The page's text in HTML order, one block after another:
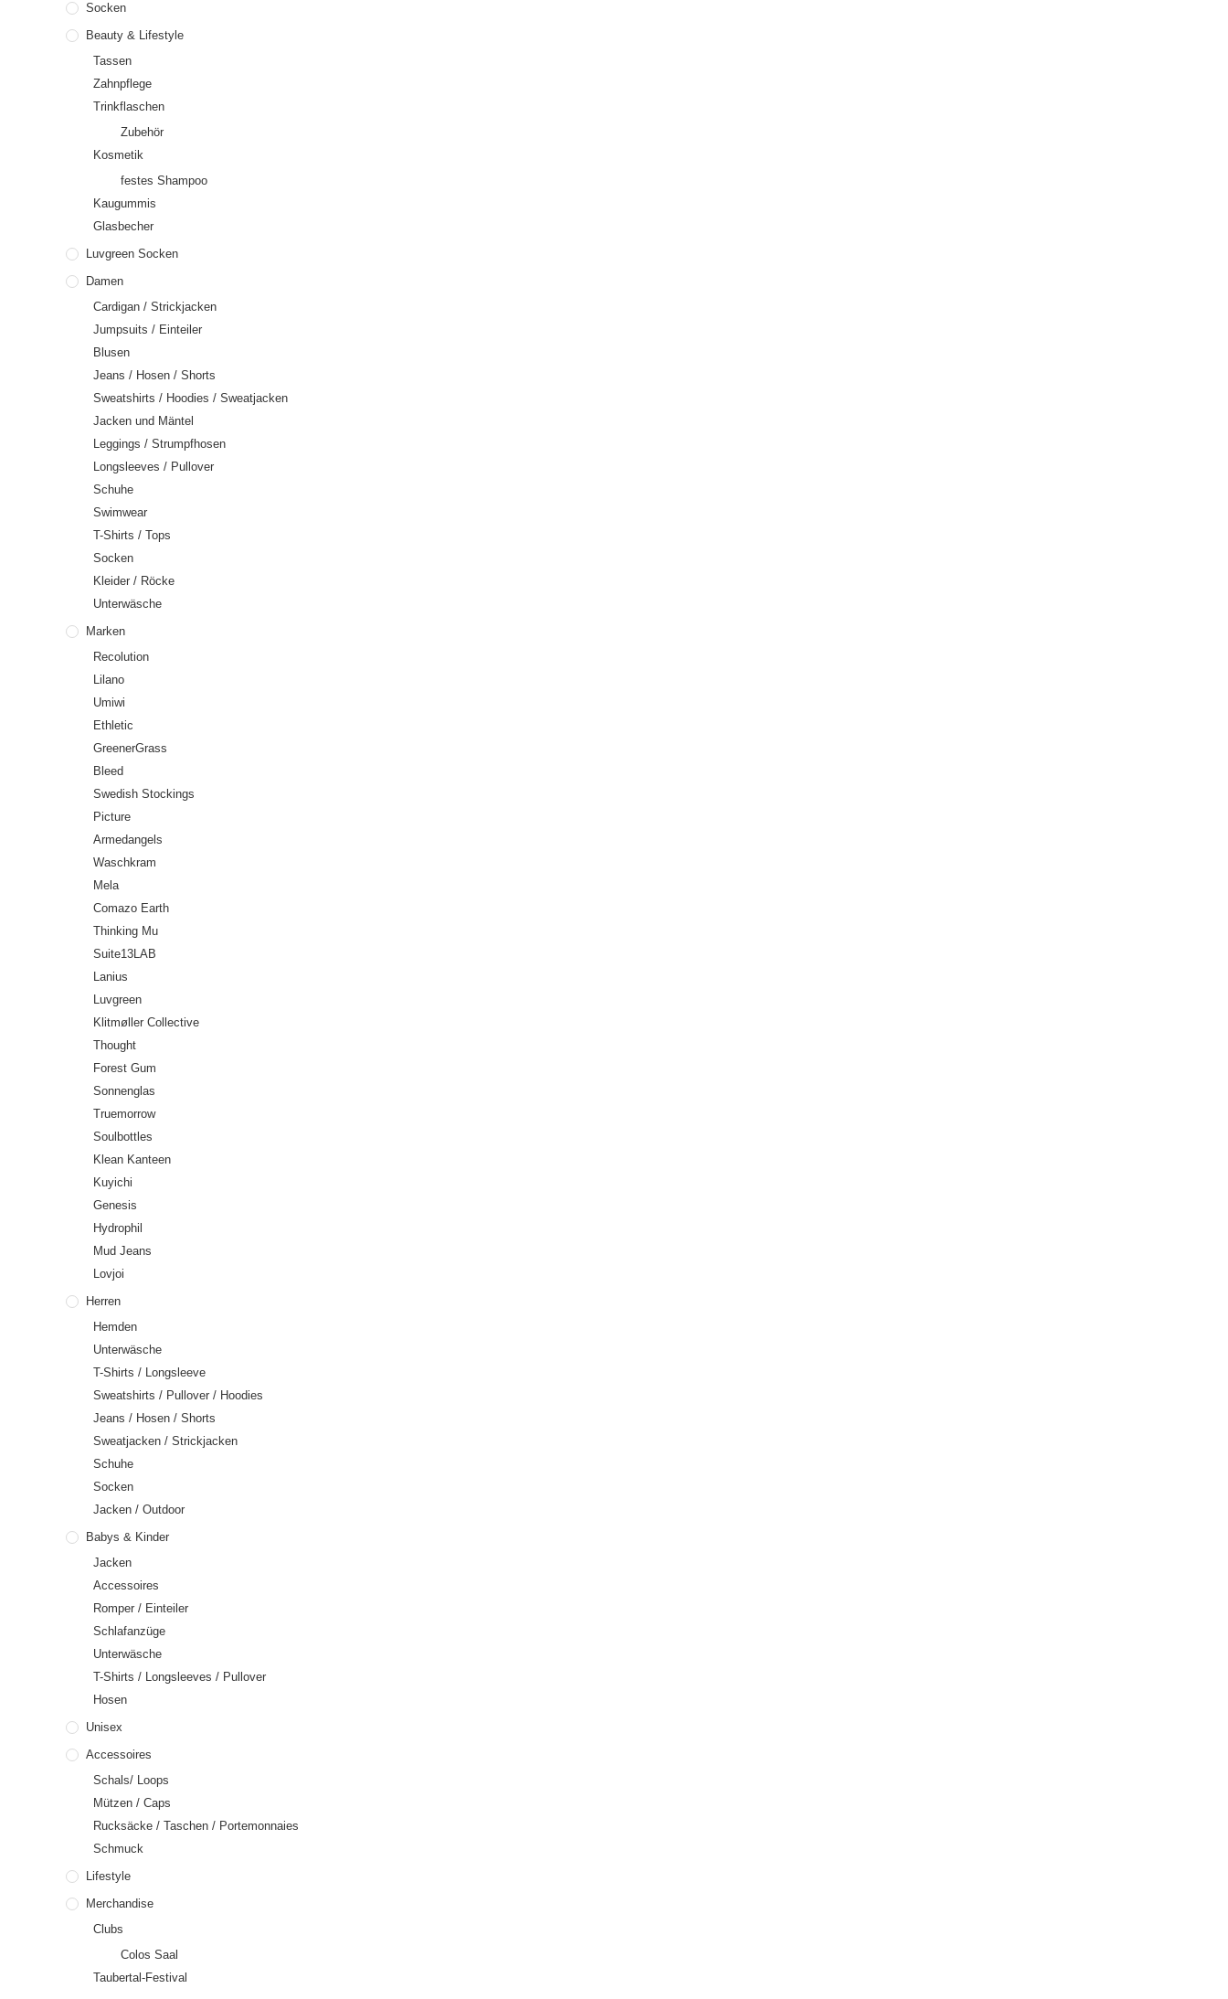
Socken
Beauty & Lifestyle
Tassen
Zahnpflege
Trinkflaschen
Zubehör
Kosmetik
festes Shampoo
Kaugummis
Glasbecher
Luvgreen Socken
Damen
Cardigan / Strickjacken
Jumpsuits / Einteiler
Blusen
Jeans / Hosen / Shorts
Sweatshirts / Hoodies / Sweatjacken
Jacken und Mäntel
Leggings / Strumpfhosen
Longsleeves / Pullover
Schuhe
Swimwear
T-Shirts / Tops
Socken
Kleider / Röcke
Unterwäsche
Marken
Recolution
Lilano
Umiwi
Ethletic
GreenerGrass
Bleed
Swedish Stockings
Picture
Armedangels
Waschkram
Mela
Comazo Earth
Thinking Mu
Suite13LAB
Lanius
Luvgreen
Klitmøller Collective
Thought
Forest Gum
Sonnenglas
Truemorrow
Soulbottles
Klean Kanteen
Kuyichi
Genesis
Hydrophil
Mud Jeans
Lovjoi
Herren
Hemden
Unterwäsche
T-Shirts / Longsleeve
Sweatshirts / Pullover / Hoodies
Jeans / Hosen / Shorts
Sweatjacken / Strickjacken
Schuhe
Socken
Jacken / Outdoor
Babys & Kinder
Jacken
Accessoires
Romper / Einteiler
Schlafanzüge
Unterwäsche
T-Shirts / Longsleeves / Pullover
Hosen
Unisex
Accessoires
Schals/ Loops
Mützen / Caps
Rucksäcke / Taschen / Portemonnaies
Schmuck
Lifestyle
Merchandise
Clubs
Colos Saal
Taubertal-Festival